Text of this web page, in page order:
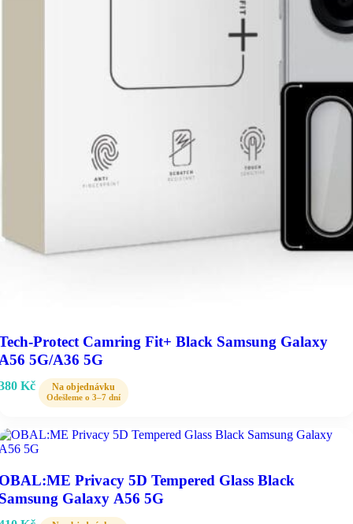
Protect Camring Fit+ Black Samsung Galaxy
5G/A36 5G
Kč
Privacy 5D Tempered Glass Black
Galaxy A56 5G